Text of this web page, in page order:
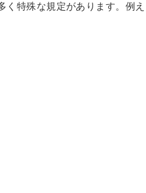
く特殊な規定があります。例え